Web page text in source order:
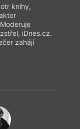
(1992),
Supermarket
(2009) a
knihy,
iDnes.cz.
zahájí